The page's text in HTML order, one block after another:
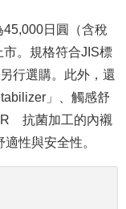
日圓（含稅
。規格符合JIS標
行選購。此外，還
」、觸感舒
抗菌加工的內襯
性與安全性。